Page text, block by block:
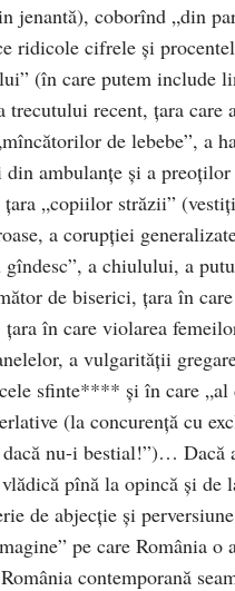
jenantă), coborînd „din
ridicole cifrele şi
(în care putem include
recent, ţara care
de lebebe”, a
ambulanţe şi a
„copiilor străzii”
a corupţiei
gîndesc”, a chiulului, a
de biserici, ţara în
în care violarea
a vulgarităţii
sfinte**** şi în care „al
(la concurenţă cu
nu-i bestial!”)…
pînă la opincă şi de
de abjecţie şi
pe care România
contemporană